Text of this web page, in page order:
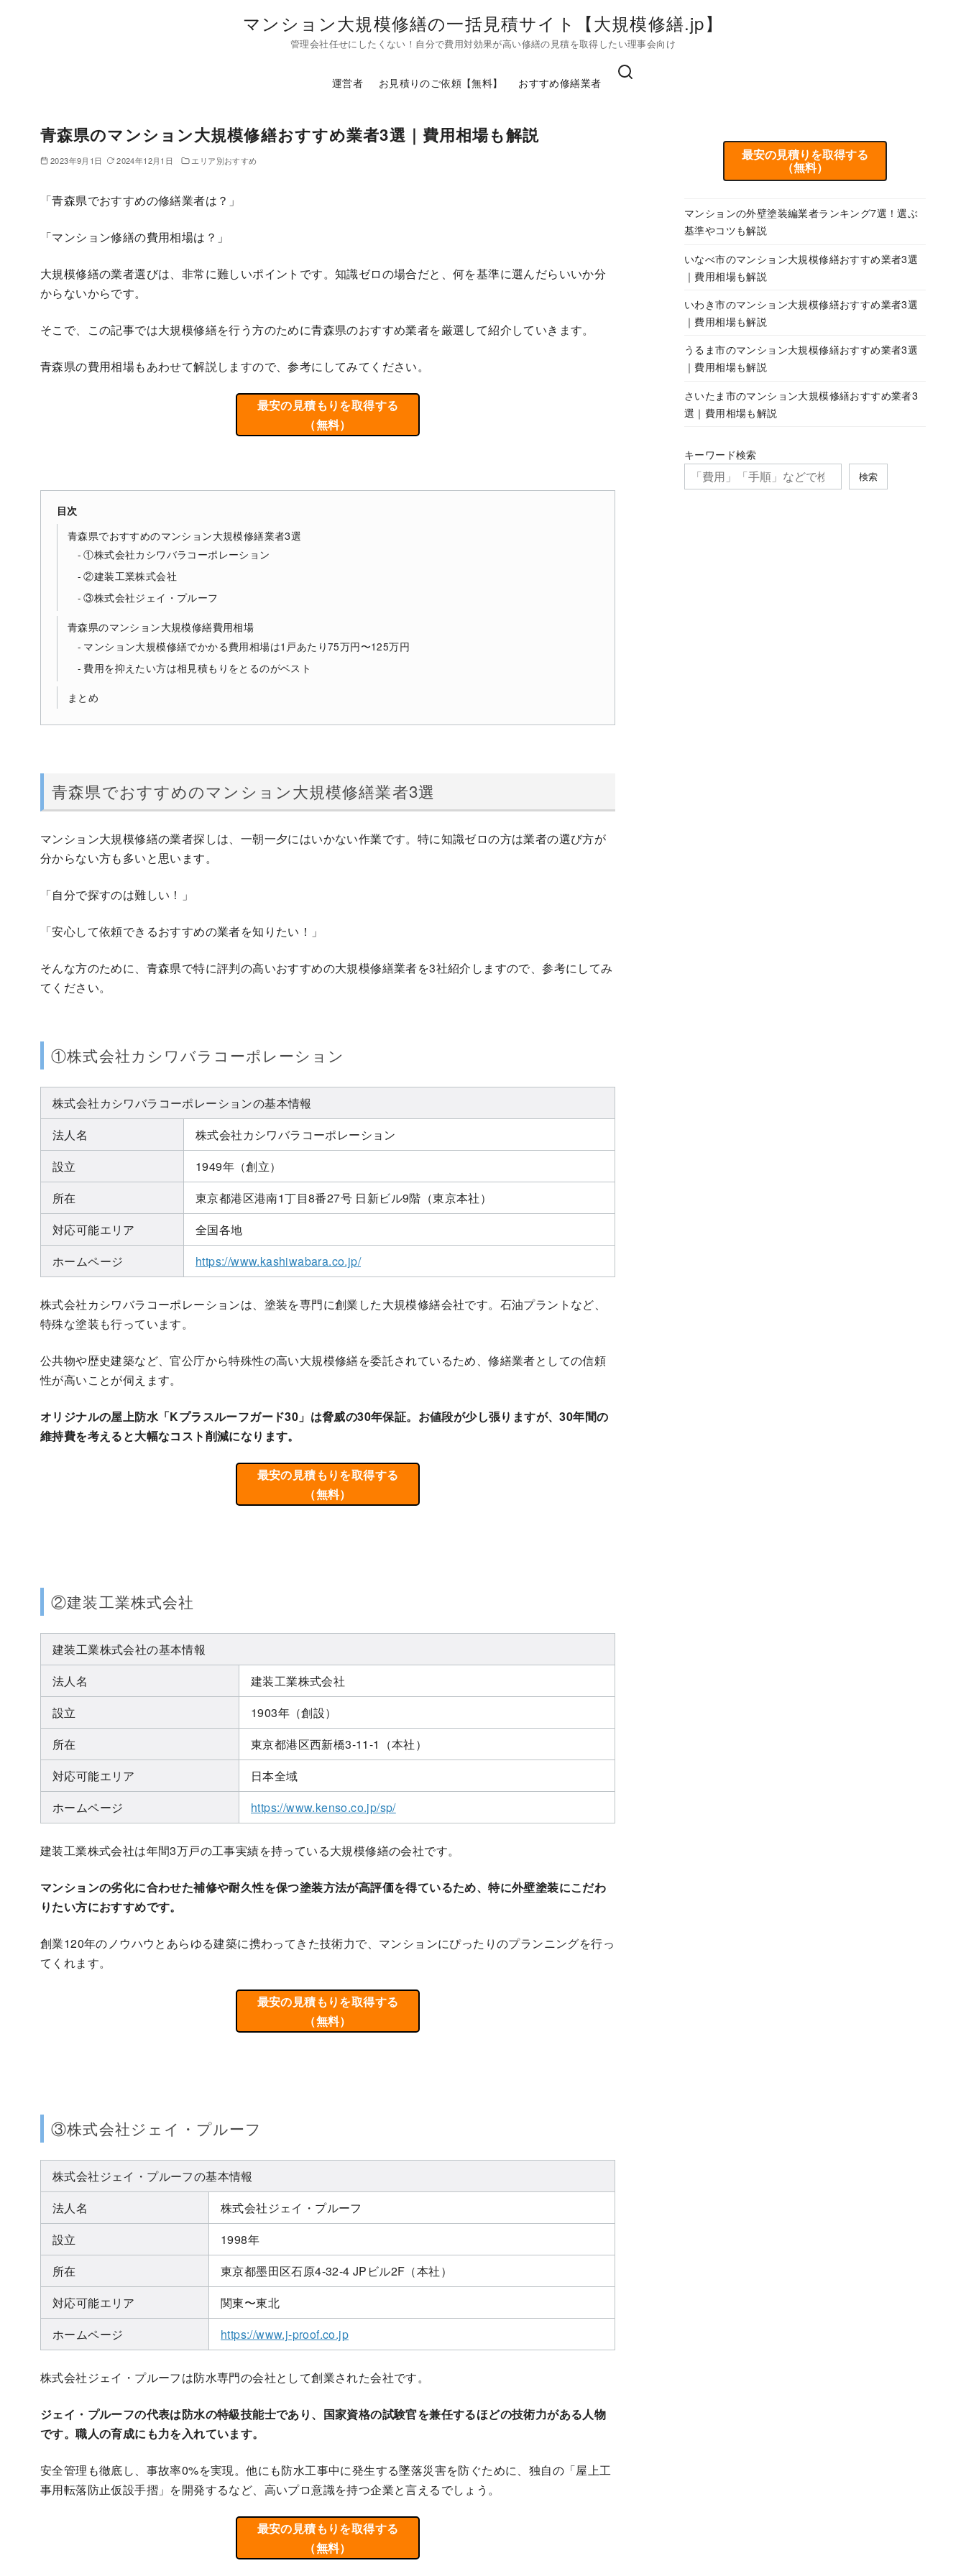
マンション大規模修繕の一括見積サイト【大規模修繕.jp】
管理会社任せにしたくない！自分で費用対効果が高い修繕の見積を取得したい理事会向け
運営者 お見積りのご依頼【無料】 おすすめ修繕業者
青森県のマンション大規模修繕おすすめ業者3選｜費用相場も解説
2023年9月1日 2024年12月1日 エリア別おすすめ
「青森県でおすすめの修繕業者は？」
「マンション修繕の費用相場は？」
大規模修繕の業者選びは、非常に難しいポイントです。知識ゼロの場合だと、何を基準に選んだらいいか分
からないからです。
そこで、この記事では大規模修繕を行う方のために青森県のおすすめ業者を厳選して紹介していきます。
青森県の費用相場もあわせて解説しますので、参考にしてみてください。
最安の見積もりを取得する
（無料）
目次
青森県でおすすめのマンション大規模修繕業者3選
①株式会社カシワバラコーポレーション
②建装工業株式会社
③株式会社ジェイ・プルーフ
青森県のマンション大規模修繕費用相場
マンション大規模修繕でかかる費用相場は1戸あたり75万円〜125万円
費用を抑えたい方は相見積もりをとるのがベスト
まとめ
青森県でおすすめのマンション大規模修繕業者3選
マンション大規模修繕の業者探しは、一朝一夕にはいかない作業です。特に知識ゼロの方は業者の選び方が
分からない方も多いと思います。
「自分で探すのは難しい！」
「安心して依頼できるおすすめの業者を知りたい！」
そんな方のために、青森県で特に評判の高いおすすめの大規模修繕業者を3社紹介しますので、参考にしてみ
てください。
①株式会社カシワバラコーポレーション
株式会社カシワバラコーポレーションの基本情報
法人名
株式会社カシワバラコーポレーション
設立
1949年（創立）
所在
東京都港区港南1丁目8番27号 日新ビル9階（東京本社）
対応可能エリア
全国各地
ホームページ
https://www.kashiwabara.co.jp/
株式会社カシワバラコーポレーションは、塗装を専門に創業した大規模修繕会社です。石油プラントなど、
特殊な塗装も行っています。
公共物や歴史建築など、官公庁から特殊性の高い大規模修繕を委託されているため、修繕業者としての信頼
性が高いことが伺えます。
オリジナルの屋上防水「Kプラスルーフガード30」は脅威の30年保証。お値段が少し張りますが、30年間の
維持費を考えると大幅なコスト削減になります。
最安の見積もりを取得する
（無料）
②建装工業株式会社
建装工業株式会社の基本情報
法人名
建装工業株式会社
設立
1903年（創設）
所在
東京都港区西新橋3-11-1（本社）
対応可能エリア
日本全域
ホームページ
https://www.kenso.co.jp/sp/
建装工業株式会社は年間3万戸の工事実績を持っている大規模修繕の会社です。
マンションの劣化に合わせた補修や耐久性を保つ塗装方法が高評価を得ているため、特に外壁塗装にこだわ
りたい方におすすめです。
創業120年のノウハウとあらゆる建築に携わってきた技術力で、マンションにぴったりのプランニングを行っ
てくれます。
最安の見積もりを取得する
（無料）
③株式会社ジェイ・プルーフ
株式会社ジェイ・プルーフの基本情報
法人名
株式会社ジェイ・プルーフ
設立
1998年
所在
東京都墨田区石原4-32-4 JPビル2F （本社）
対応可能エリア
関東〜東北
ホームページ
https://www.j-proof.co.jp
株式会社ジェイ・プルーフは防水専門の会社として創業された会社です。
ジェイ・プルーフの代表は防水の特級技能士であり、国家資格の試験官を兼任するほどの技術力がある人物
です。職人の育成にも力を入れています。
安全管理も徹底し、事故率0%を実現。他にも防水工事中に発生する墜落災害を防ぐために、独自の「屋上工
事用転落防止仮設手摺」を開発するなど、高いプロ意識を持つ企業と言えるでしょう。
最安の見積もりを取得する
（無料）
最安の見積りを取得する
（無料）
マンションの外壁塗装編業者ランキング7選！選ぶ
基準やコツも解説
いなべ市のマンション大規模修繕おすすめ業者3選
｜費用相場も解説
いわき市のマンション大規模修繕おすすめ業者3選
｜費用相場も解説
うるま市のマンション大規模修繕おすすめ業者3選
｜費用相場も解説
さいたま市のマンション大規模修繕おすすめ業者3
選｜費用相場も解説
キーワード検索
検索